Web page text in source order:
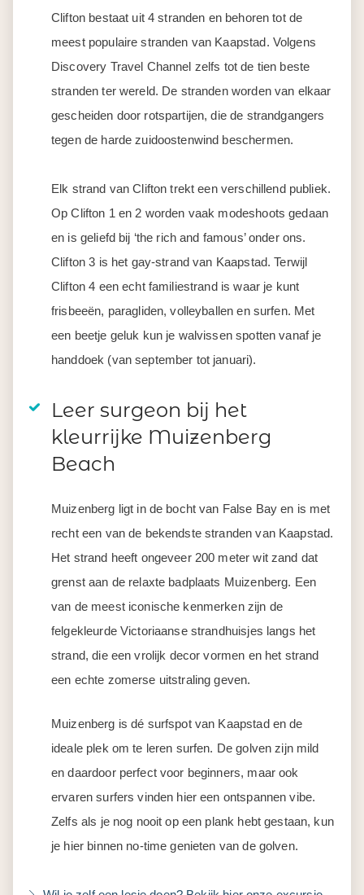
Clifton bestaat uit 4 stranden en behoren tot de
meest populaire stranden van Kaapstad. Volgens
Discovery Travel Channel zelfs tot de tien beste
stranden ter wereld. De stranden worden van elkaar
gescheiden door rotspartijen, die de strandgangers
tegen de harde zuidoostenwind beschermen.
Elk strand van Clifton trekt een verschillend publiek.
Op Clifton 1 en 2 worden vaak modeshoots gedaan
en is geliefd bij ‘the rich and famous’ onder ons.
Clifton 3 is het gay-strand van Kaapstad. Terwijl
Clifton 4 een echt familiestrand is waar je kunt
frisbeeën, paragliden, volleyballen en surfen. Met
een beetje geluk kun je walvissen spotten vanaf je
handdoek (van september tot januari).
Leer surgeon bij het
kleurrijke Muizenberg
Beach
Muizenberg ligt in de bocht van False Bay en is met
recht een van de bekendste stranden van Kaapstad.
Het strand heeft ongeveer 200 meter wit zand dat
grenst aan de relaxte badplaats Muizenberg. Een
van de meest iconische kenmerken zijn de
felgekleurde Victoriaanse strandhuisjes langs het
strand, die een vrolijk decor vormen en het strand
een echte zomerse uitstraling geven.
Muizenberg is dé surfspot van Kaapstad en de
ideale plek om te leren surfen. De golven zijn mild
en daardoor perfect voor beginners, maar ook
ervaren surfers vinden hier een ontspannen vibe.
Zelfs als je nog nooit op een plank hebt gestaan, kun
je hier binnen no-time genieten van de golven.